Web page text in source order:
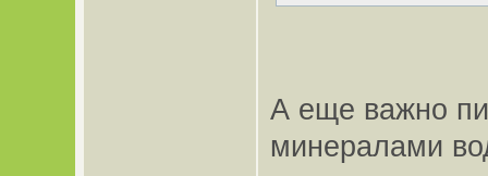
А еще важно
минералами